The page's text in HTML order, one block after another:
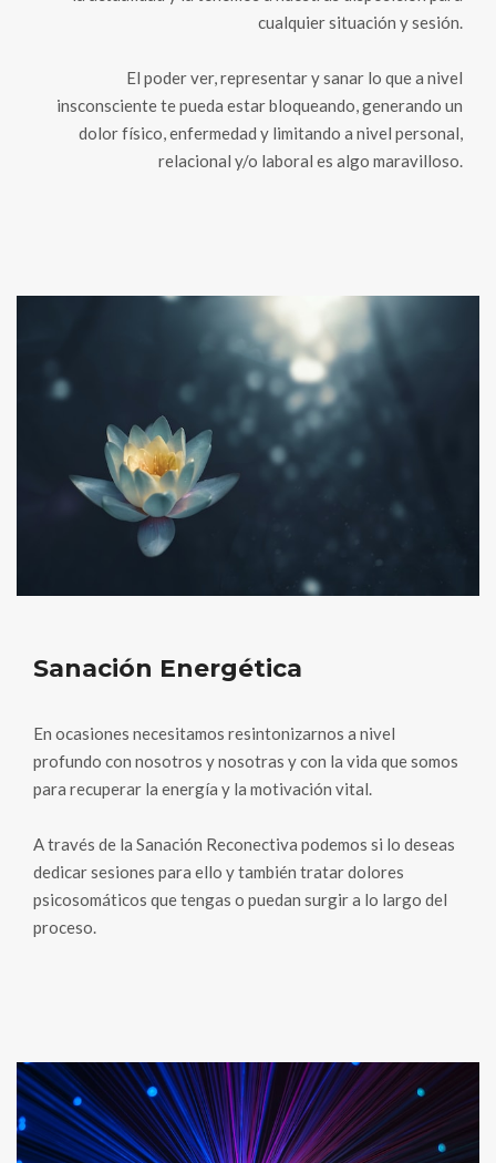
cualquier situación y sesión.
El poder ver, representar y sanar lo que a nivel
insconsciente te pueda estar bloqueando, generando un
dolor físico, enfermedad y limitando a nivel personal,
relacional y/o laboral es algo maravilloso.
Sanación Energética
En ocasiones necesitamos resintonizarnos a nivel
profundo con nosotros y nosotras y con la vida que somos
para recuperar la energía y la motivación vital.
A través de la Sanación Reconectiva podemos si lo deseas
dedicar sesiones para ello y también tratar dolores
psicosomáticos que tengas o puedan surgir a lo largo del
proceso.